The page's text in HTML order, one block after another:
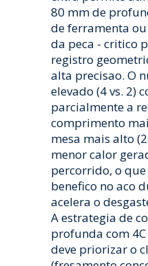
80 mm de
de ferramenta
da peca - critico
registro
alta precisao. O
elevado (4 vs. 2)
parcialmente a
comprimento
mesa mais alto
menor calor
percorrido, o
benefico no aco
acelera o
A estrategia de
profunda com
deve priorizar o